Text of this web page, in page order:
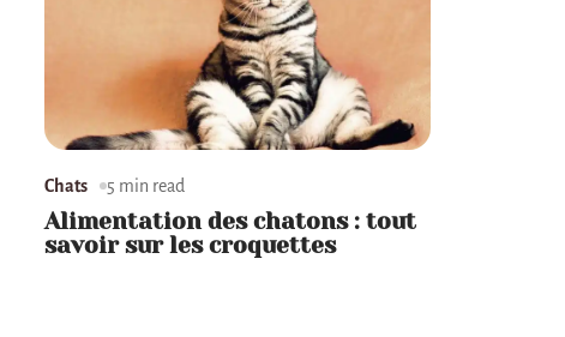
Chats 5 min read
Alimentation des chatons : tout
savoir sur les croquettes